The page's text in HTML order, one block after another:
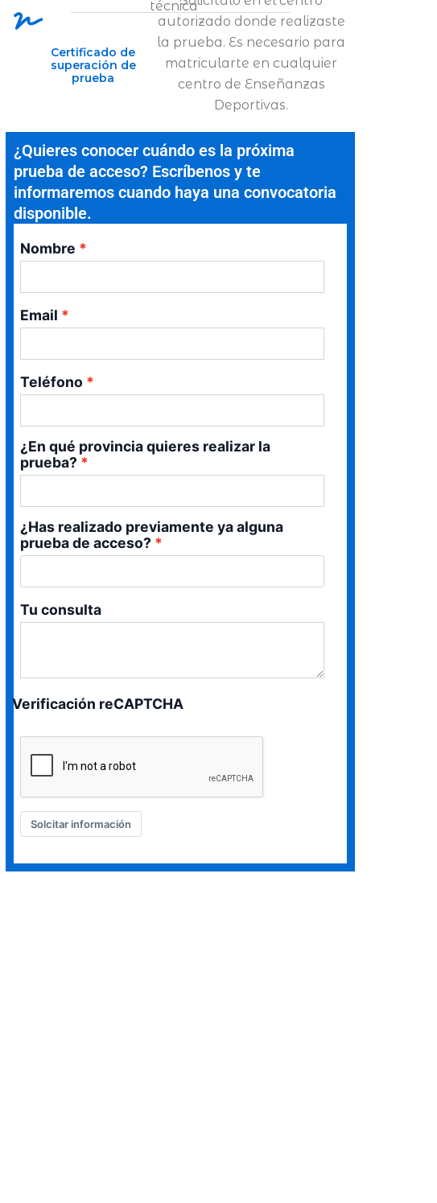
técnica
Certificado de
superación de
prueba
autorizado donde realizaste
la prueba. Es necesario para
matricularte en cualquier
centro de Enseñanzas
Deportivas.
¿Quieres conocer cuándo es la próxima
prueba de acceso? Escríbenos y te
informaremos cuando haya una convocatoria
disponible.
Nombre
Email
Teléfono
¿En qué provincia quieres realizar la
prueba?
¿Has realizado previamente ya alguna
prueba de acceso?
Tu consulta
Verificación reCAPTCHA
Solcitar información